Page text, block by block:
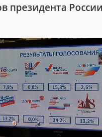
президента